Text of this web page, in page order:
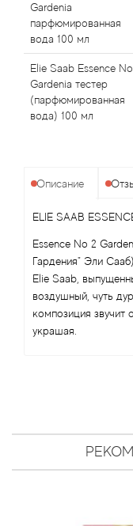
Gardenia
парфюмированная
вода 100 мл
Elie Saab Essence
Gardenia тестер
(парфюмированная
вода) 100 мл
Описание
ELIE SAAB
Essence No 2
Гардения" Эли
Elie Saab,
воздушный, чуть
композиция звучит
украшая.
American Crew
Amouage
Amouroud
Anima Mundi
Anna Sui
Annayake
Anne Fontaine
Antonio Banderas